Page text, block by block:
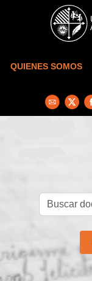
Skip to main content
QUIENES SOMOS